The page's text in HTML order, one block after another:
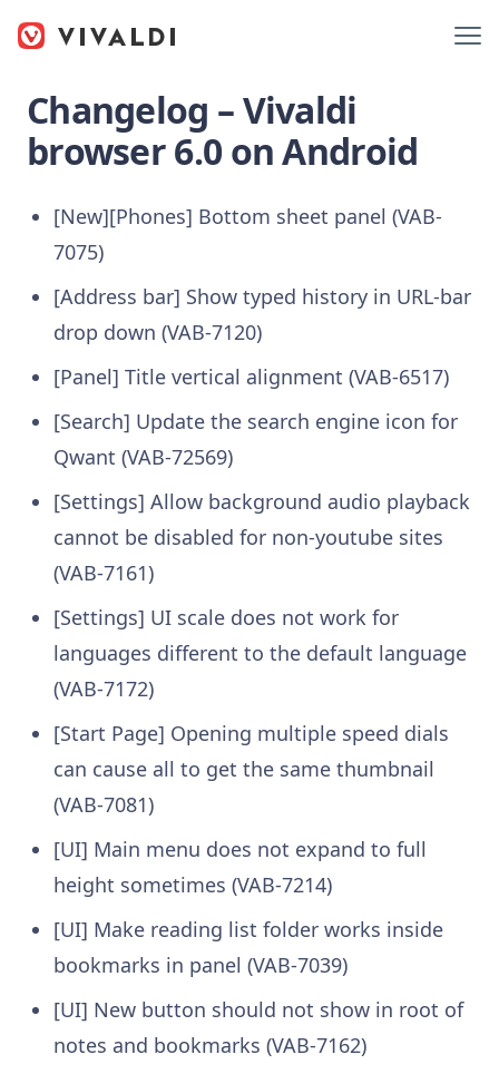
Changelog – Vivaldi
browser 6.0 on Android
[New][Phones] Bottom sheet panel (VAB-
7075)
[Address bar] Show typed history in URL-bar
drop down (VAB-7120)
[Panel] Title vertical alignment (VAB-6517)
[Search] Update the search engine icon for
Qwant (VAB-72569)
[Settings] Allow background audio playback
cannot be disabled for non-youtube sites
(VAB-7161)
[Settings] UI scale does not work for
languages different to the default language
(VAB-7172)
[Start Page] Opening multiple speed dials
can cause all to get the same thumbnail
(VAB-7081)
[UI] Main menu does not expand to full
height sometimes (VAB-7214)
[UI] Make reading list folder works inside
bookmarks in panel (VAB-7039)
[UI] New button should not show in root of
notes and bookmarks (VAB-7162)